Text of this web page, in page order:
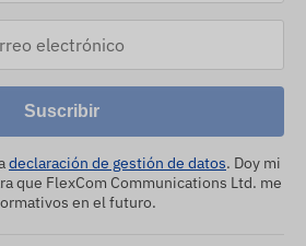
Suscribir
declaración de gestión de datos. Doy mi
que FlexCom Communications Ltd. me
en el futuro.